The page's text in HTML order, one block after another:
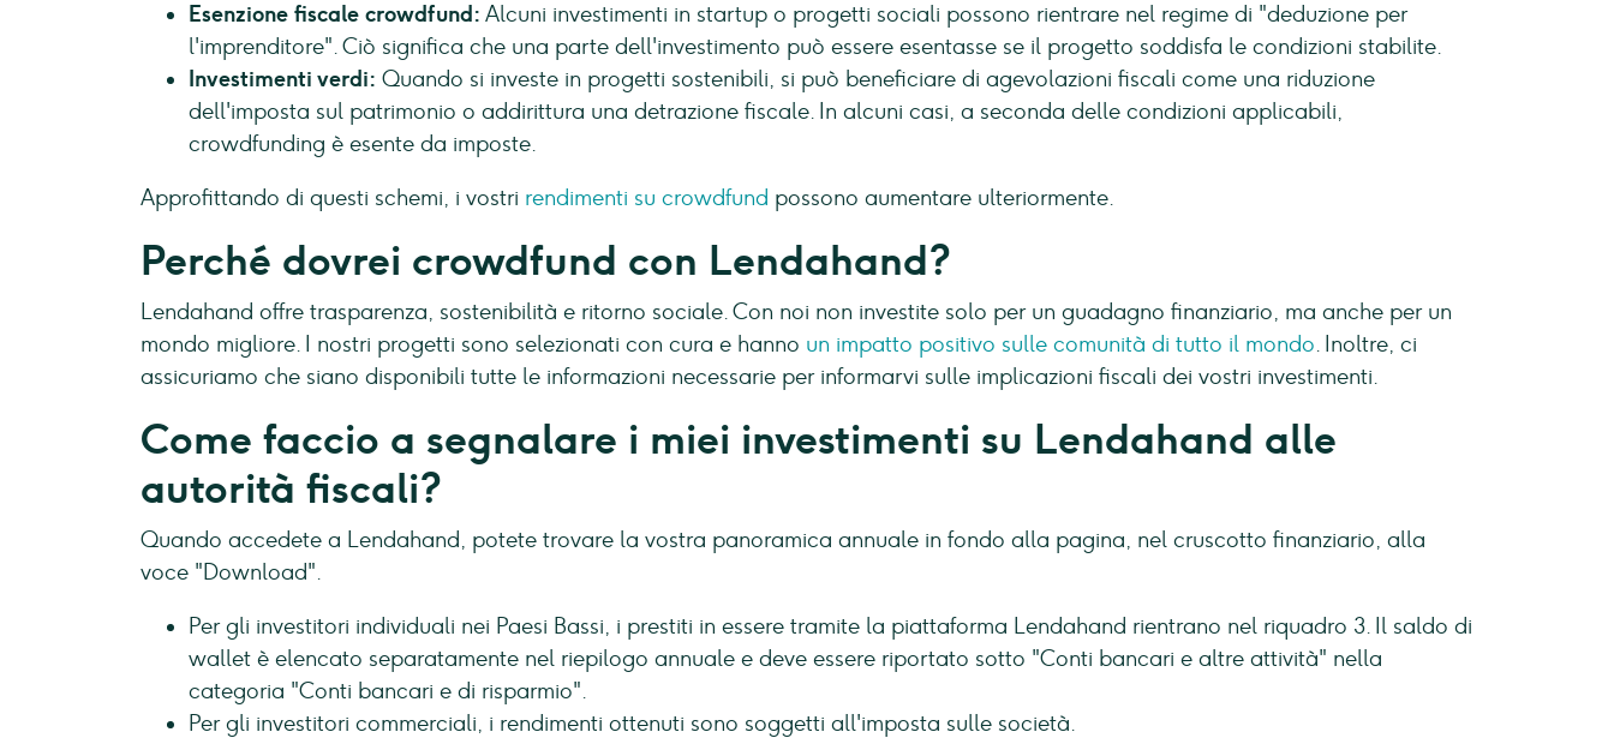
Esenzione fiscale crowdfund: Alcuni investimenti in startup o progetti sociali possono rientrare nel regime di "deduzione per
l'imprenditore". Ciò significa che una parte dell'investimento può essere esentasse se il progetto soddisfa le condizioni stabilite.
Investimenti verdi: Quando si investe in progetti sostenibili, si può beneficiare di agevolazioni fiscali come una riduzione
dell'imposta sul patrimonio o addirittura una detrazione fiscale. In alcuni casi, a seconda delle condizioni applicabili,
crowdfunding è esente da imposte.
Approfittando di questi schemi, i vostri rendimenti su crowdfund possono aumentare ulteriormente.
Perché dovrei crowdfund con Lendahand?
Lendahand offre trasparenza, sostenibilità e ritorno sociale. Con noi non investite solo per un guadagno finanziario, ma anche per un
mondo migliore. I nostri progetti sono selezionati con cura e hanno un impatto positivo sulle comunità di tutto il mondo. Inoltre, ci
assicuriamo che siano disponibili tutte le informazioni necessarie per informarvi sulle implicazioni fiscali dei vostri investimenti.
Come faccio a segnalare i miei investimenti su Lendahand alle
autorità fiscali?
Quando accedete a Lendahand, potete trovare la vostra panoramica annuale in fondo alla pagina, nel cruscotto finanziario, alla
voce "Download".
Per gli investitori individuali nei Paesi Bassi, i prestiti in essere tramite la piattaforma Lendahand rientrano nel riquadro 3. Il saldo di
wallet è elencato separatamente nel riepilogo annuale e deve essere riportato sotto "Conti bancari e altre attività" nella
categoria "Conti bancari e di risparmio".
Per gli investitori commerciali, i rendimenti ottenuti sono soggetti all'imposta sulle società.